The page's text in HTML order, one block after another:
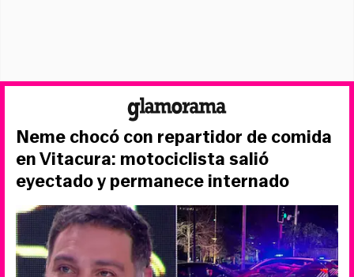
Neme chocó con repartidor de comida
en Vitacura: motociclista salió
eyectado y permanece internado